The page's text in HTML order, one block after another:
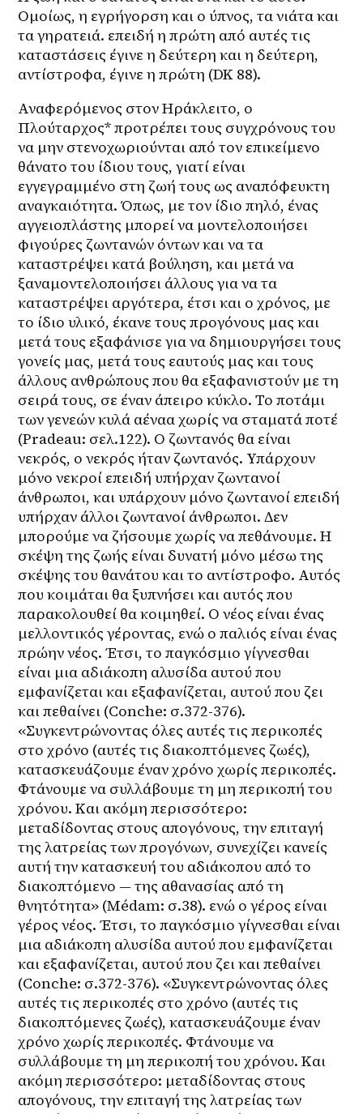
Ομοίως, η εγρήγορση και ο ύπνος, τα νιάτα και
τα γηρατειά. επειδή η πρώτη από αυτές τις
καταστάσεις έγινε η δεύτερη και η δεύτερη,
αντίστροφα, έγινε η πρώτη (DK 88).
Αναφερόμενος στον Ηράκλειτο, ο
Πλούταρχος* προτρέπει τους συγχρόνους του
να μην στενοχωριούνται από τον επικείμενο
θάνατο του ίδιου τους, γιατί είναι
εγγεγραμμένο στη ζωή τους ως αναπόφευκτη
αναγκαιότητα. Όπως, με τον ίδιο πηλό, ένας
αγγειοπλάστης μπορεί να μοντελοποιήσει
φιγούρες ζωντανών όντων και να τα
καταστρέψει κατά βούληση, και μετά να
ξαναμοντελοποιήσει άλλους για να τα
καταστρέψει αργότερα, έτσι και ο χρόνος, με
το ίδιο υλικό, έκανε τους προγόνους μας και
μετά τους εξαφάνισε για να δημιουργήσει τους
γονείς μας, μετά τους εαυτούς μας και τους
άλλους ανθρώπους που θα εξαφανιστούν με τη
σειρά τους, σε έναν άπειρο κύκλο. Το ποτάμι
των γενεών κυλά αέναα χωρίς να σταματά ποτέ
(Pradeau: σελ.122). Ο ζωντανός θα είναι
νεκρός, ο νεκρός ήταν ζωντανός. Υπάρχουν
μόνο νεκροί επειδή υπήρχαν ζωντανοί
άνθρωποι, και υπάρχουν μόνο ζωντανοί επειδή
υπήρχαν άλλοι ζωντανοί άνθρωποι. Δεν
μπορούμε να ζήσουμε χωρίς να πεθάνουμε. Η
σκέψη της ζωής είναι δυνατή μόνο μέσω της
σκέψης του θανάτου και το αντίστροφο. Αυτός
που κοιμάται θα ξυπνήσει και αυτός που
παρακολουθεί θα κοιμηθεί. Ο νέος είναι ένας
μελλοντικός γέροντας, ενώ ο παλιός είναι ένας
πρώην νέος. Έτσι, το παγκόσμιο γίγνεσθαι
είναι μια αδιάκοπη αλυσίδα αυτού που
εμφανίζεται και εξαφανίζεται, αυτού που ζει
και πεθαίνει (Conche: σ.372-376).
«Συγκεντρώνοντας όλες αυτές τις περικοπές
στο χρόνο (αυτές τις διακοπτόμενες ζωές),
κατασκευάζουμε έναν χρόνο χωρίς περικοπές.
Φτάνουμε να συλλάβουμε τη μη περικοπή του
χρόνου. Και ακόμη περισσότερο:
μεταδίδοντας στους απογόνους, την επιταγή
της λατρείας των προγόνων, συνεχίζει κανείς
αυτή την κατασκευή του αδιάκοπου από το
διακοπτόμενο — της αθανασίας από τη
θνητότητα» (Médam: σ.38). ενώ ο γέρος είναι
γέρος νέος. Έτσι, το παγκόσμιο γίγνεσθαι είναι
μια αδιάκοπη αλυσίδα αυτού που εμφανίζεται
και εξαφανίζεται, αυτού που ζει και πεθαίνει
(Conche: σ.372-376). «Συγκεντρώνοντας όλες
αυτές τις περικοπές στο χρόνο (αυτές τις
διακοπτόμενες ζωές), κατασκευάζουμε έναν
χρόνο χωρίς περικοπές. Φτάνουμε να
συλλάβουμε τη μη περικοπή του χρόνου. Και
ακόμη περισσότερο: μεταδίδοντας στους
απογόνους, την επιταγή της λατρείας των